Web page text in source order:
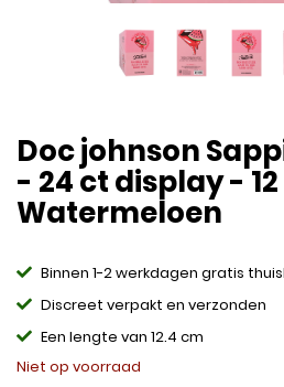
Doc johnson
- 24 ct display -
Watermeloen
Binnen 1-2 werkdagen gratis
Discreet verpakt en verzonden
Een lengte van 12.4 cm
Niet op voorraad